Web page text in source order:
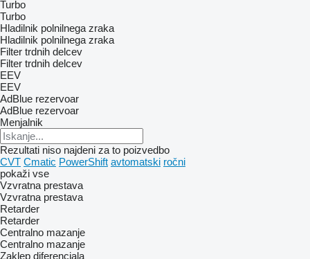
Turbo
Turbo
Hladilnik polnilnega zraka
Hladilnik polnilnega zraka
Filter trdnih delcev
Filter trdnih delcev
EEV
EEV
AdBlue rezervoar
AdBlue rezervoar
Menjalnik
Rezultati niso najdeni za to poizvedbo
CVT Cmatic PowerShift avtomatski ročni
pokaži vse
Vzvratna prestava
Vzvratna prestava
Retarder
Retarder
Centralno mazanje
Centralno mazanje
Zaklep diferenciala